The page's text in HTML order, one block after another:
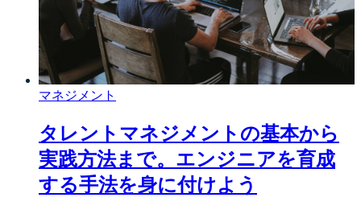
マネジメント
タレントマネジメントの基本から
実践方法まで。エンジニアを育成
する手法を身に付けよう